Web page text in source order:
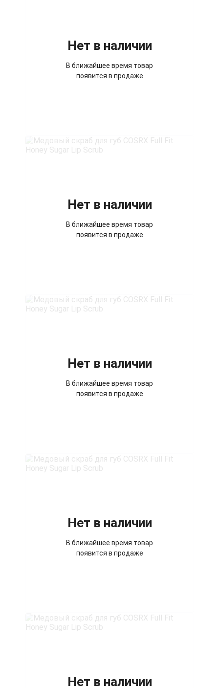
Нет в наличии
В ближайшее время товар
появится в продаже
Нет в наличии
В ближайшее время товар
появится в продаже
Нет в наличии
В ближайшее время товар
появится в продаже
Нет в наличии
В ближайшее время товар
появится в продаже
Нет в наличии